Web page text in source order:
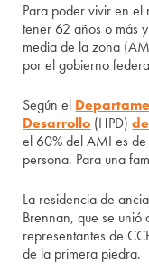
Para poder vivir en el
tener 62 años o más
media de la zona
por el gobierno
Según el
Desarrollo (HPD)
el 60% del AMI es
persona. Para una
La residencia de
Brennan, que se unió
representantes de
de la primera piedra.